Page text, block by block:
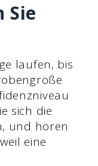
Sie
laufen, bis
sich die
und hören
eine